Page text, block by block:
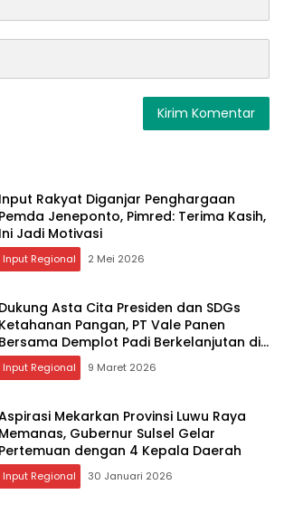
Input Rakyat Diganjar Penghargaan
Pemda Jeneponto, Pimred: Terima Kasih,
Ini Jadi Motivasi
Input Regional 2 Mei 2026
Dukung Asta Cita Presiden dan SDGs
Ketahanan Pangan, PT Vale Panen
Bersama Demplot Padi Berkelanjutan di
Input Regional 9 Maret 2026
Mekarkan Provinsi Luwu Raya
Memanas, Gubernur Sulsel Gelar
Pertemuan dengan 4 Kepala Daerah
Input Regional 30 Januari 2026